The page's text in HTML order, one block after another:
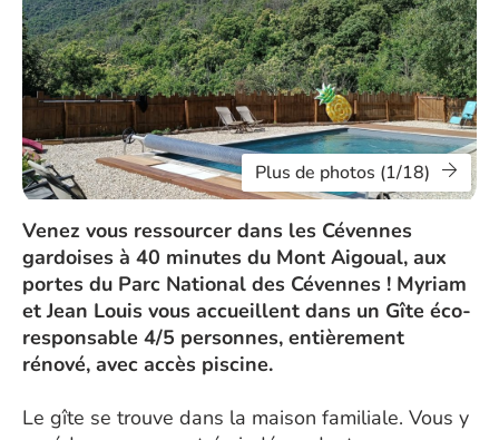
Plus de photos (1/18)
Venez vous ressourcer dans les Cévennes
gardoises à 40 minutes du Mont Aigoual, aux
portes du Parc National des Cévennes ! Myriam
et Jean Louis vous accueillent dans un Gîte éco-
responsable 4/5 personnes, entièrement
rénové, avec accès piscine.
Le gîte se trouve dans la maison familiale. Vous y